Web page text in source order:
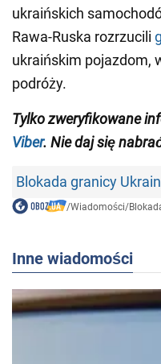
ukraińskich
Rawa-Ruska rozrzucili
ukraińskim pojazdom,
podróży.
Tylko zweryfikowane
Viber. Nie daj się
Blokada granicy
/Wiadomości/
Inne wiadomości